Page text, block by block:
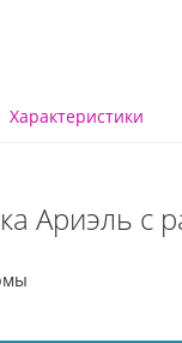
Характеристики
Ариэль с